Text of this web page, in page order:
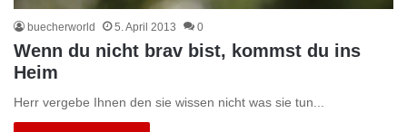
buecherworld 5. April 2013 0
Wenn du nicht brav bist, kommst du ins
Heim
Herr vergebe Ihnen den sie wissen nicht was sie tun...